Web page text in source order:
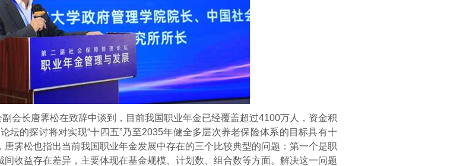
会长唐霁松在致辞中谈到，目前我国职业年金已经覆盖超过4100万人，资金积
坛的探讨将对实现“十四五”乃至2035年健全多层次养老保险体系的目标具有十
唐霁松也指出当前我国职业年金发展中存在的三个比较典型的问题：第一个是职
间收益存在差异，主要体现在基金规模、计划数、组合数等方面。解决这一问题